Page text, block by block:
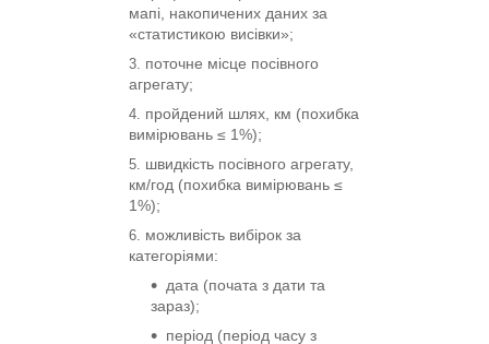
мапі, накопичених даних за
«статистикою висівки»;
поточне місце посівного
агрегату;
пройдений шлях, км (похибка
вимірювань ≤ 1%);
швидкість посівного агрегату,
км/год (похибка вимірювань ≤
1%);
можливість вибірок за
категоріями:
дата (почата з дати та
зараз);
період (період часу з